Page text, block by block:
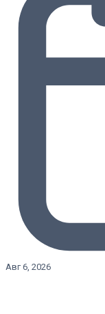
Авг 6, 2026